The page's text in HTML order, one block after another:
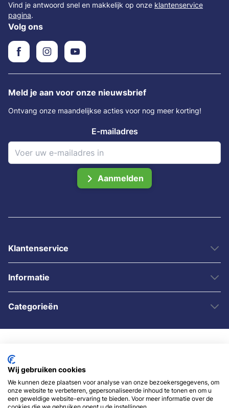
Vind je antwoord snel en makkelijk op onze klantenservice
pagina.
Volg ons
Meld je aan voor onze nieuwsbrief
Ontvang onze maandelijkse acties voor nog meer korting!
E-mailadres
Aanmelden
Klantenservice
Informatie
Categorieën
© 2007 - 2026 - Sybshop.nl
Wij gebruiken cookies
We kunnen deze plaatsen voor analyse van onze bezoekersgegevens, om
onze website te verbeteren, gepersonaliseerde inhoud te tonen en om u
een geweldige website-ervaring te bieden. Voor meer informatie over de